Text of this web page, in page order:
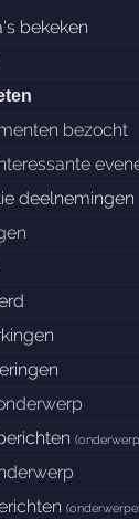
bekeken
bezocht
deelnemingen
(
(